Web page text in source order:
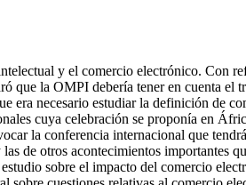
y el comercio electrónico. Con
la OMPI debería tener en cuenta el
era necesario estudiar la definición de
cuya celebración se proponía en
la conferencia internacional que
de otros acontecimientos importantes
sobre el impacto del comercio